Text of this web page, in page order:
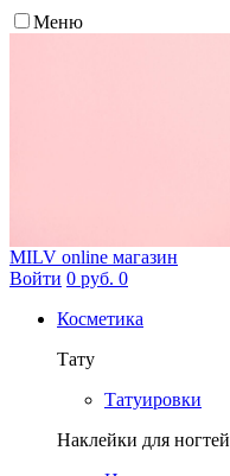
Меню
MILV online магазин
Войти 0 руб. 0
Косметика
Тату
Татуировки
Наклейки для ногтей